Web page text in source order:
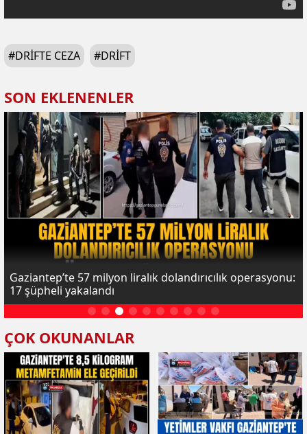
#DRIFTE CEZA #DRIFT
SON EKLENENLER
Gaziantep’te 57 milyon liralık dolandırıcılık operasyonu:
17 şüpheli yakalandı
ÇOK OKUNANLAR